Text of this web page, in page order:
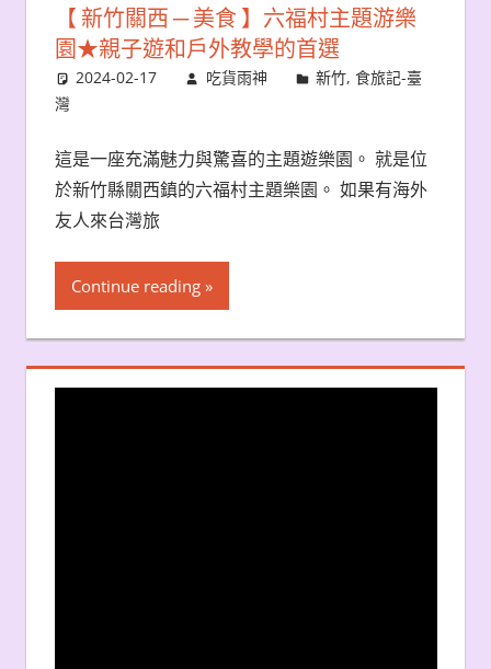
【 新竹關西 ─ 美食 】六福村主題游樂
園★親子遊和戶外教學的首選
2024-02-17 吃貨雨神 新竹,食旅記-臺
灣
這是一座充滿魅力與驚喜的主題遊樂園。 就是位
於新竹縣關西鎮的六福村主題樂園。 如果有海外
友人來台灣旅
Continue reading